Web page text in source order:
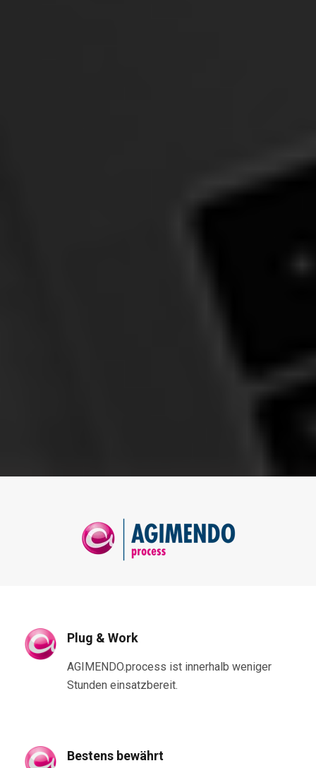
Plug & Work
AGIMENDO.process ist innerhalb weniger
Stunden einsatzbereit.
Bestens bewährt